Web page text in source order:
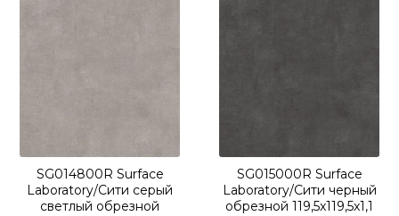
SG014800R Surface
Laboratory/Сити серый
светлый обрезной
SG015000R Surface
Laboratory/Сити черный
обрезной 119,5x119,5x1,1